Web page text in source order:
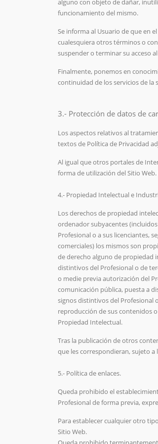
alguno con objeto de dañar,
funcionamiento del mismo.
Se informa al Usuario de que en
cualesquiera otros términos o
suspender o terminar su acceso
Finalmente, ponemos en
continuidad de los servicios de la
3.- Protección de datos de
Los aspectos relativos al
textos de Política de Privacidad
Al igual que otros portales de
forma de utilización del Sitio
4.- Propiedad Intelectual e
Los derechos de propiedad
ordenador subyacentes
Profesional o a sus licenciantes,
comerciales) los mismos son
de derecho alguno de propiedad
distintivos del Profesional o de
o medie previa autorización del
comunicación pública, puesta a
signos distintivos del Profesional
reproducción de sus contenidos
Propiedad Intelectual.
Tras la publicación de otros
que les correspondieran, sujeto a
5.- Política de enlaces.
Queda prohibido el
Profesional de forma previa,
Para establecer cualquier otro
Sitio Web.